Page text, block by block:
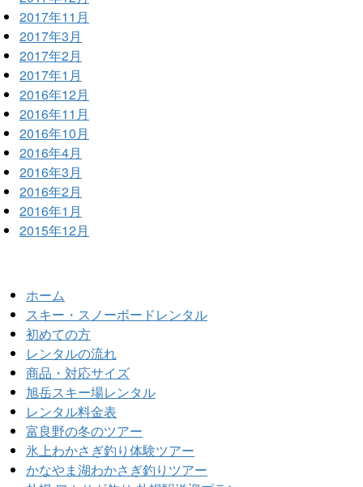
2017年11月
2017年3月
2017年2月
2017年1月
2016年12月
2016年11月
2016年10月
2016年4月
2016年3月
2016年2月
2016年1月
2015年12月
ホーム
スキー・スノーボードレンタル
初めての方
レンタルの流れ
商品・対応サイズ
旭岳スキー場レンタル
レンタル料金表
富良野の冬のツアー
氷上わかさぎ釣り体験ツアー
かなやま湖わかさぎ釣りツアー